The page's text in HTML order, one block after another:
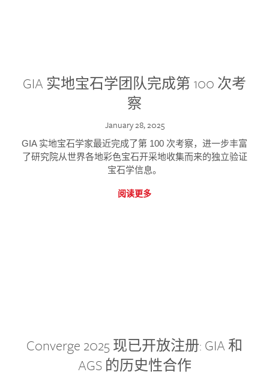
GIA 实地宝石学团队完成第 100 次考
察
January 28, 2025
GIA 实地宝石学家最近完成了第 100 次考察，进一步丰富
了研究院从世界各地彩色宝石开采地收集而来的独立验证
宝石学信息。
阅读更多
Converge 2025 现已开放注册: GIA 和
AGS 的历史性合作